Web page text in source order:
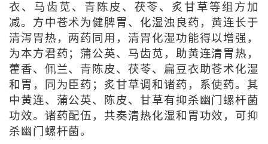
衣、马齿苋、青陈皮、茯苓、炙甘草等组方加
减。方中苍术为健脾胃、化湿浊良药，黄连长于
清泻胃热，两药同用，清胃化湿功能得以增强，
为本方君药；蒲公英、马齿苋，助黄连清胃热，
藿香、佩兰、青陈皮、茯苓、扁豆衣助苍术化湿
和胃，同为臣药；炙甘草调和诸药，系使药。其
中黄连、蒲公英、陈皮、甘草有抑杀幽门螺杆菌
功效。诸药配伍，共奏清热化湿和胃功效，可抑
杀幽门螺杆菌。